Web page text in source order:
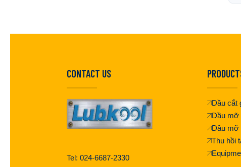
CONTACT US
Tel: 024-6687-2330
Dầu cắt
Dầu mỡ
Dầu mỡ
Thu hồi